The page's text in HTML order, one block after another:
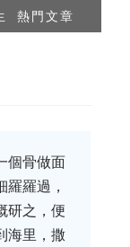
熱門文章
個骨做面
羅過，
研之，便
海里，撒